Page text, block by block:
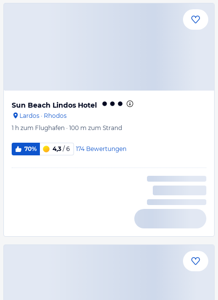
Sun Beach Lindos Hotel
Lardos · Rhodos
1 h zum Flughafen · 100 m zum Strand
70% 4,3 / 6 174 Bewertungen